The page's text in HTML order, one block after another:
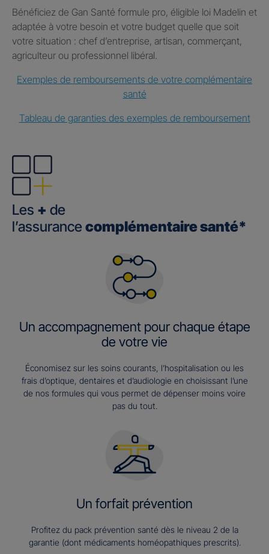
Bénéficiez de Gan Santé formule pro, éligible loi Madelin et
adaptée à votre besoin et votre budget quelle que soit
votre situation : chef d’entreprise, artisan, commerçant,
agriculteur ou professionnel libéral.
Exemples de remboursements de votre complémentaire
santé
Tableau de garanties des exemples de remboursement
Les + de
l’assurance complémentaire santé*
Un accompagnement pour chaque étape
de votre vie
Économisez sur les soins courants, l’hospitalisation ou les
frais d’optique, dentaires et d’audiologie en choisissant l’une
de nos formules qui vous permet de dépenser moins voire
pas du tout.
Un forfait prévention
Profitez du pack prévention santé dès le niveau 2 de la
garantie (dont médicaments homéopathiques prescrits).